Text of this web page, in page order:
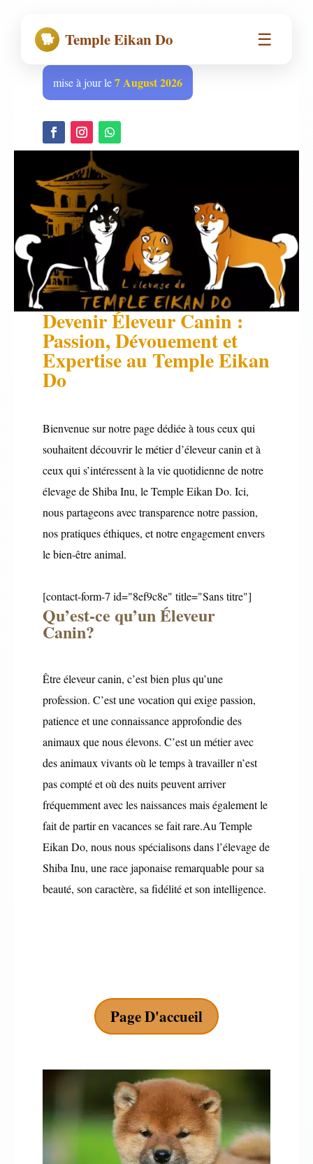
🐕 Temple Eikan Do ☰
mise à jour le7 August 2026
Devenir Éleveur Canin :
Passion, Dévouement et
Expertise au Temple Eikan
Do
Bienvenue sur notre page dédiée à tous ceux qui
souhaitent découvrir le métier d’éleveur canin et à
ceux qui s’intéressent à la vie quotidienne de notre
élevage de Shiba Inu, le Temple Eikan Do. Ici,
nous partageons avec transparence notre passion,
nos pratiques éthiques, et notre engagement envers
le bien-être animal.
[contact-form-7 id="8ef9c8e" title="Sans titre"]
Qu’est-ce qu’un Éleveur
Canin?
Être éleveur canin, c’est bien plus qu’une
profession. C’est une vocation qui exige passion,
patience et une connaissance approfondie des
animaux que nous élevons. C’est un métier avec
des animaux vivants où le temps à travailler n’est
pas compté et où des nuits peuvent arriver
fréquemment avec les naissances mais également le
fait de partir en vacances se fait rare.Au Temple
Eikan Do, nous nous spécialisons dans l’élevage de
Shiba Inu, une race japonaise remarquable pour sa
beauté, son caractère, sa fidélité et son intelligence.
Page D'accueil